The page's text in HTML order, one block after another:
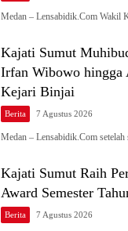
Medan – Lensabidik.Com Wakil
Kajati Sumut
Irfan Wibowo hingga
Kejari Binjai
Berita 7 Agustus 2026
Medan – Lensabidik.Com
Kajati Sumut Raih
Award Semester
Berita 7 Agustus 2026